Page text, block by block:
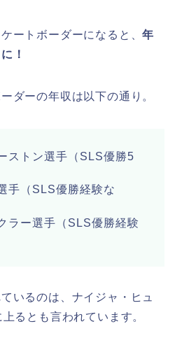
ートボーダーになると、年
！
ダーの年収は以下の通り。
ストン選手（SLS優勝5
手（SLS優勝経験な
ラー選手（SLS優勝経験
いるのは、ナイジャ・ヒュ
るとも言われています。